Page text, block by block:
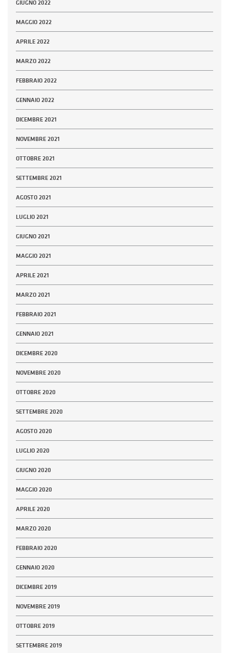
GIUGNO 2022
MAGGIO 2022
APRILE 2022
MARZO 2022
FEBBRAIO 2022
GENNAIO 2022
DICEMBRE 2021
NOVEMBRE 2021
OTTOBRE 2021
SETTEMBRE 2021
AGOSTO 2021
LUGLIO 2021
GIUGNO 2021
MAGGIO 2021
APRILE 2021
MARZO 2021
FEBBRAIO 2021
GENNAIO 2021
DICEMBRE 2020
NOVEMBRE 2020
OTTOBRE 2020
SETTEMBRE 2020
AGOSTO 2020
LUGLIO 2020
GIUGNO 2020
MAGGIO 2020
APRILE 2020
MARZO 2020
FEBBRAIO 2020
GENNAIO 2020
DICEMBRE 2019
NOVEMBRE 2019
OTTOBRE 2019
SETTEMBRE 2019